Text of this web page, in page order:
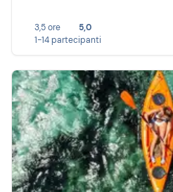
3,5 ore
5,0
1-14 partecipanti